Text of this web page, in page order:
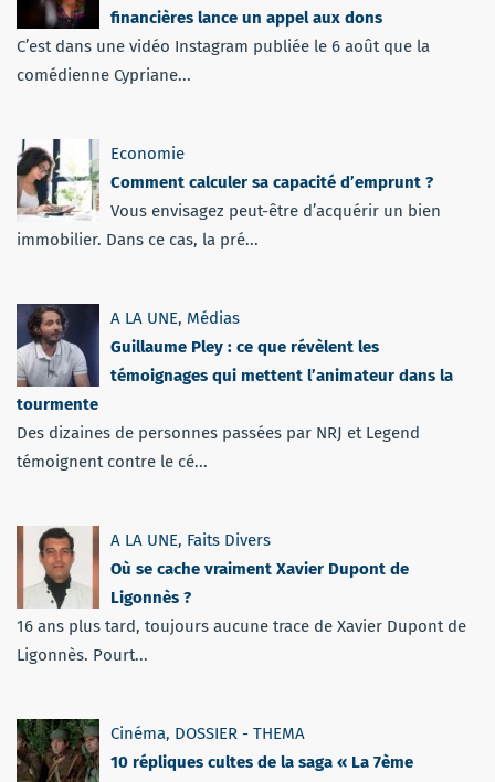
financières lance un appel aux dons
C’est dans une vidéo Instagram publiée le 6 août que la
comédienne Cypriane...
Economie
Comment calculer sa capacité d’emprunt ?
Vous envisagez peut-être d’acquérir un bien
immobilier. Dans ce cas, la pré...
A LA UNE, Médias
Guillaume Pley : ce que révèlent les
témoignages qui mettent l’animateur dans la
tourmente
Des dizaines de personnes passées par NRJ et Legend
témoignent contre le cé...
A LA UNE, Faits Divers
Où se cache vraiment Xavier Dupont de
Ligonnès ?
16 ans plus tard, toujours aucune trace de Xavier Dupont de
Ligonnès. Pourt...
Cinéma, DOSSIER - THEMA
10 répliques cultes de la saga « La 7ème